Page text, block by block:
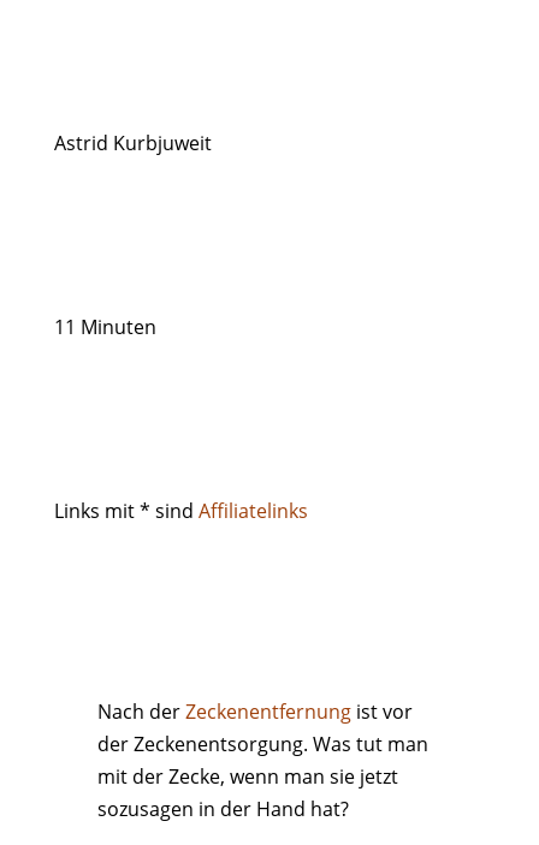
Astrid Kurbjuweit
11 Minuten
Links mit * sind Affiliatelinks
Nach derZeckenentfernungist vor
der Zeckenentsorgung. Was tut man
mit der Zecke, wenn man sie jetzt
sozusagen in der Hand hat?